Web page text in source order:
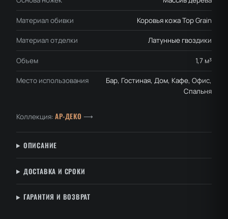
Материал обивки Коровья кожа Top Grain
Материал отделки Латунные гвоздики
Объем 1,7 м³
Место использования
Бар, Гостиная, Дом, Кафе, Офис,
Спальня
Коллекция: АР-ДЕКО ⟶
ОПИСАНИЕ
ДОСТАВКА И СРОКИ
ГАРАНТИЯ И ВОЗВРАТ